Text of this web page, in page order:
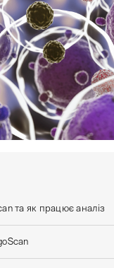
та як працює аналіз